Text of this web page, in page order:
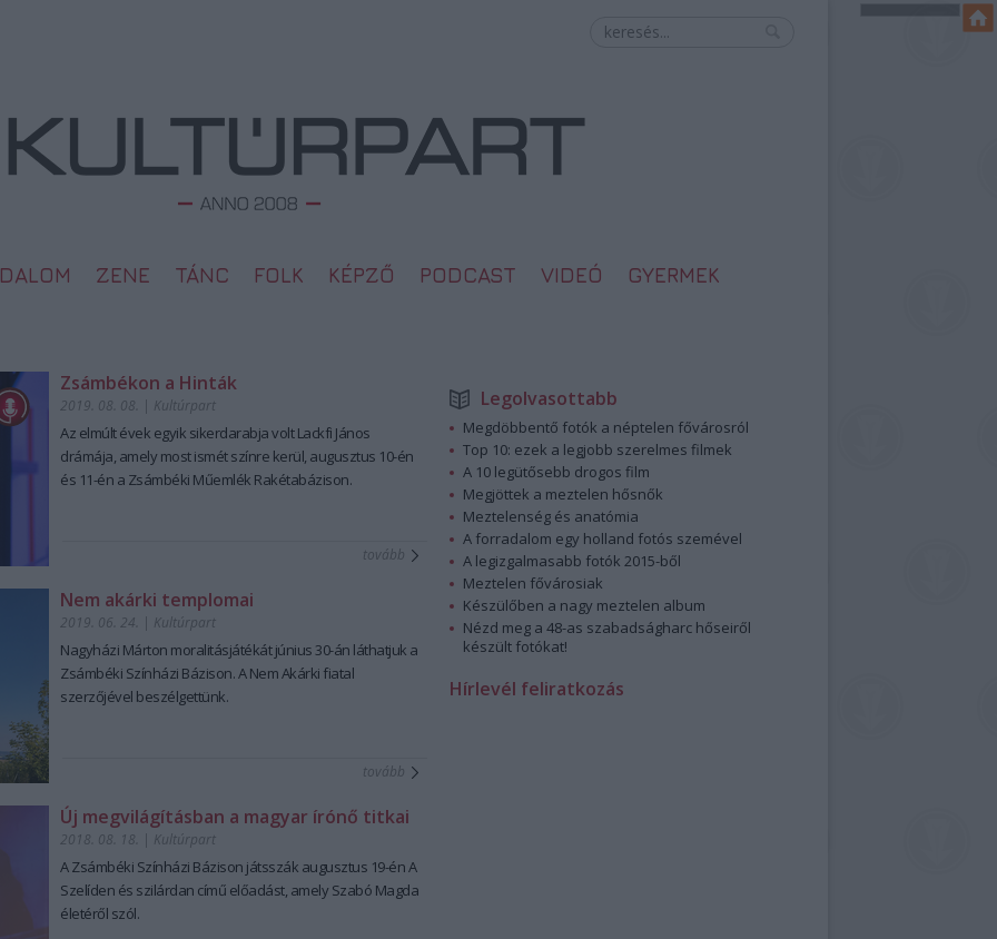
ZENE TÁNC FOLK KÉPZŐ PODCAST VIDEÓ GYERMEK
Zsámbékon a Hinták
2019. 08. 08. | Kultúrpart
Az elmúlt évek egyik sikerdarabja volt Lackfi János
drámája, amely most ismét színre kerül, augusztus 10-én
és 11-én a Zsámbéki Műemlék Rakétabázison.
tovább
Nem akárki templomai
2019. 06. 24. | Kultúrpart
Nagyházi Márton moralitásjátékát június 30-án láthatjuk a
Zsámbéki Színházi Bázison. ANem Akárki fiatal
szerzőjével beszélgettünk.
tovább
Új megvilágításban a magyar írónő titkai
2018. 08. 18. | Kultúrpart
A Zsámbéki Színházi Bázison játsszák augusztus 19-én A
Szelíden és szilárdan című előadást, amely Szabó Magda
életéről szól.
Legolvasottabb
Megdöbbentő fotók a néptelen fővárosról
Top 10: ezek a legjobb szerelmes filmek
A 10 legütősebb drogos film
Megjöttek a meztelen hősnők
Meztelenség és anatómia
A forradalom egy holland fotós szemével
A legizgalmasabb fotók 2015-ből
Meztelen fővárosiak
Készülőben a nagy meztelen album
Nézd meg a 48-as szabadságharc hőseiről
készült fotókat!
Hírlevél feliratkozás